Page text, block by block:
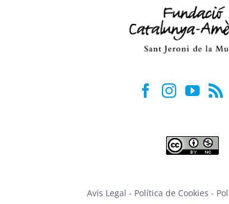
Avís Legal - Política de Cookies -